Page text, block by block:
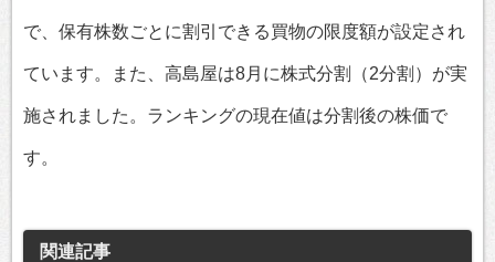
で、保有株数ごとに割引できる買物の限度額が設定され
ています。また、高島屋は8月に株式分割（2分割）が実
施されました。ランキングの現在値は分割後の株価で
す。
関連記事